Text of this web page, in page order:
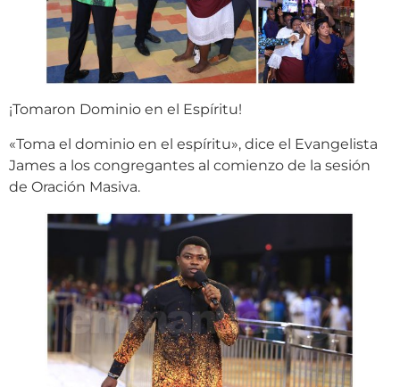
¡Tomaron Dominio en el Espíritu!
«Toma el dominio en el espíritu», dice el Evangelista
James a los congregantes al comienzo de la sesión
de Oración Masiva.